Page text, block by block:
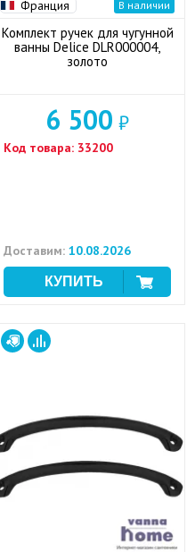
Франция В наличии
Комплект ручек для чугунной
ванны Delice DLR000004,
золото
6 500 ₽
Код товара: 33200
Доставим: 10.08.2026